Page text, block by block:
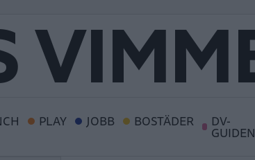
PLAY JOBB BOSTÄDER DV-
GUIDEN